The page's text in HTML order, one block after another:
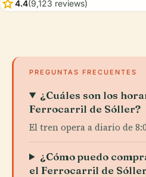
star4.4(9,123 reviews)
PREGUNTAS FRECUENTES
¿Cuáles son los
Ferrocarril de Sóller?
El tren opera a diario de
¿Cómo puedo
el Ferrocarril de